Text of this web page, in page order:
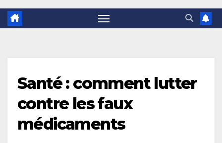
Santé : comment lutter
contre les faux
médicaments